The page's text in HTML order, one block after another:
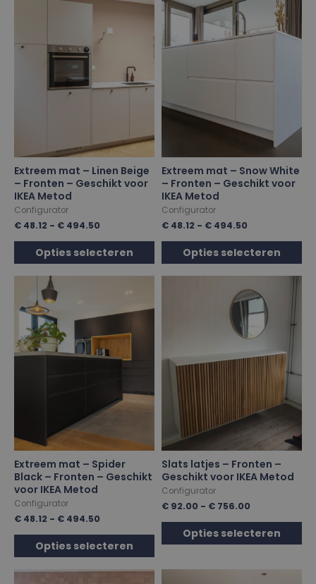
Extreem mat – Linen Beige
– Fronten – Geschikt voor
IKEA Metod
Configurator
€ 48.12 - € 494.50
Opties selecteren
Extreem mat – Snow White
– Fronten – Geschikt voor
IKEA Metod
Configurator
€ 48.12 - € 494.50
Opties selecteren
Extreem mat – Spider
Black – Fronten – Geschikt
voor IKEA Metod
Configurator
€ 48.12 - € 494.50
Opties selecteren
Slats latjes – Fronten –
Geschikt voor IKEA Metod
Configurator
€ 92.00 - € 756.00
Opties selecteren